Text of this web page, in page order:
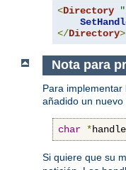
<Directory
</Directory>
Nota para
Para
añadido un
char *
Si quiere que su